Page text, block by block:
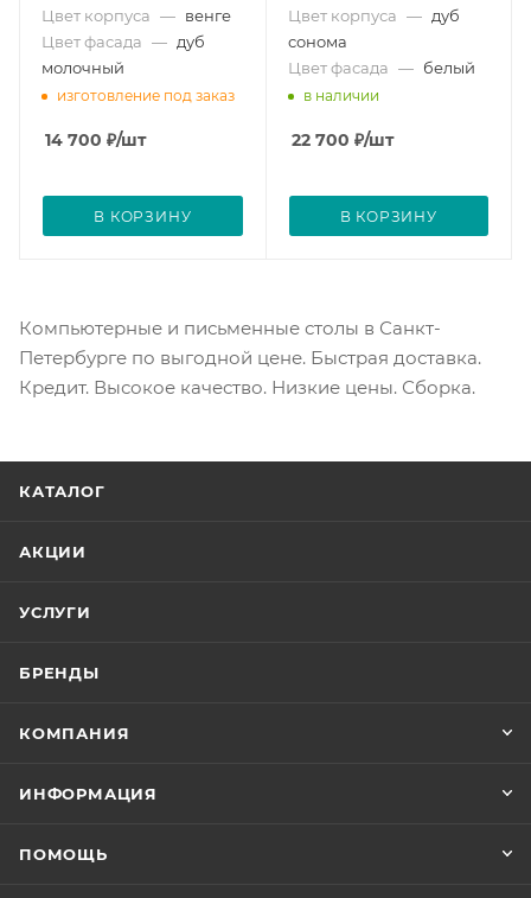
Цвет корпуса — венге
Цвет фасада — дуб
молочный
изготовление под заказ
14 700 ₽/шт
В КОРЗИНУ
Цвет корпуса — дуб
сонома
Цвет фасада — белый
в наличии
22 700 ₽/шт
В КОРЗИНУ
Компьютерные и письменные столы в Санкт-
Петербурге по выгодной цене. Быстрая доставка.
Кредит. Высокое качество. Низкие цены. Сборка.
КАТАЛОГ
АКЦИИ
УСЛУГИ
БРЕНДЫ
КОМПАНИЯ
ИНФОРМАЦИЯ
ПОМОЩЬ